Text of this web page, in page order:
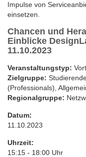
Impulse von
einsetzen.
Chancen und
Einblicke
11.10.2023
Veranstaltungstyp:
Zielgruppe:
(Professionals),
Regionalgruppe:
Datum:
11.10.2023
Uhrzeit:
15:15 - 18:00 Uhr